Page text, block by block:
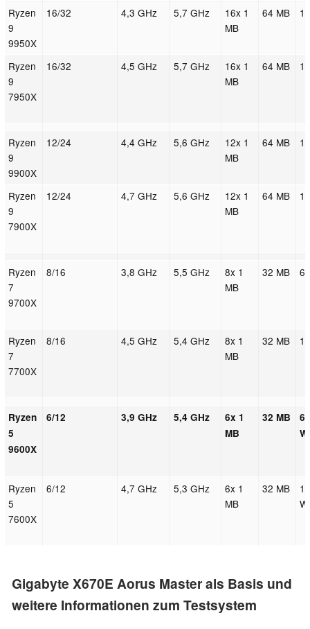
Ryzen
9
9950X
16/32 4,3 GHz 5,7 GHz
16x 1
MB
64 MB
Ryzen
9
7950X
16/32 4,5 GHz 5,7 GHz
16x 1
MB
64 MB
Ryzen
9
9900X
12/24 4,4 GHz 5,6 GHz
12x 1
MB
64 MB
Ryzen
9
7900X
12/24 4,7 GHz 5,6 GHz
12x 1
MB
64 MB
Ryzen
7
9700X
8/16 3,8 GHz 5,5 GHz
8x 1
MB
32 MB
Ryzen
7
7700X
8/16 4,5 GHz 5,4 GHz
8x 1
MB
32 MB
Ryzen
5
9600X
6/12 3,9 GHz 5,4 GHz
6x 1
MB
32 MB
Ryzen
5
7600X
6/12 4,7 GHz 5,3 GHz
6x 1
MB
32 MB
Gigabyte X670E Aorus Master als Basis und
weitere Informationen zum Testsystem